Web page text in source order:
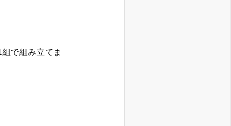
で組み立てま